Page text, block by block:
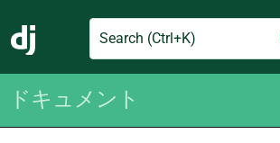
Django
Search
ドキュメント